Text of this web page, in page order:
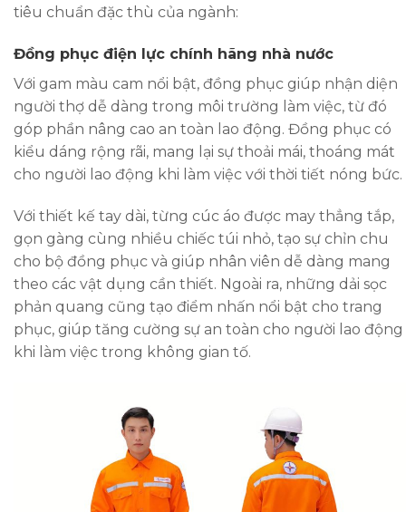
tiêu chuẩn đặc thù của ngành:
Đồng phục điện lực chính hãng nhà nước
Với gam màu cam nổi bật, đồng phục giúp nhận diện
người thợ dễ dàng trong môi trường làm việc, từ đó
góp phần nâng cao an toàn lao động. Đồng phục có
kiểu dáng rộng rãi, mang lại sự thoải mái, thoáng mát
cho người lao động khi làm việc với thời tiết nóng bức.
Với thiết kế tay dài, từng cúc áo được may thẳng tắp,
gọn gàng cùng nhiều chiếc túi nhỏ, tạo sự chỉn chu
cho bộ đồng phục và giúp nhân viên dễ dàng mang
theo các vật dụng cần thiết. Ngoài ra, những dải sọc
phản quang cũng tạo điểm nhấn nổi bật cho trang
phục, giúp tăng cường sự an toàn cho người lao động
khi làm việc trong không gian tố.